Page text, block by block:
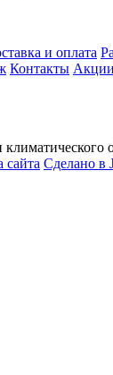
и оплата
Контакты Акции
сайта Сделано в